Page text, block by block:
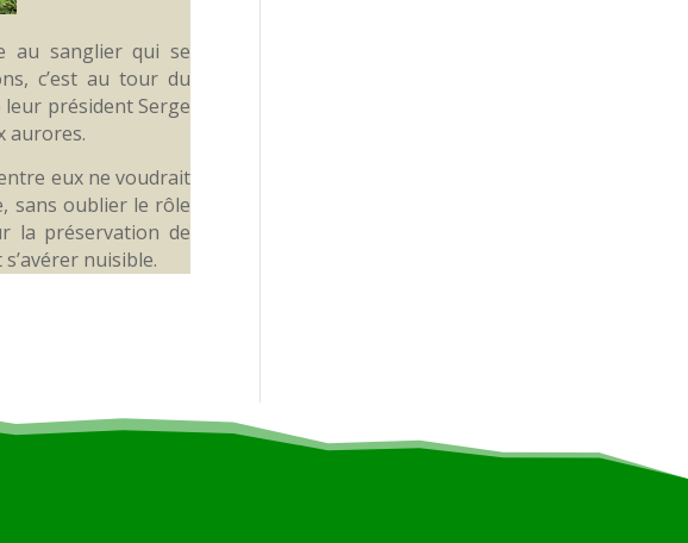
au sanglier qui se
c’est au tour du
leur président Serge
aurores.
eux ne voudrait
sans oublier le rôle
la préservation de
nuisible.